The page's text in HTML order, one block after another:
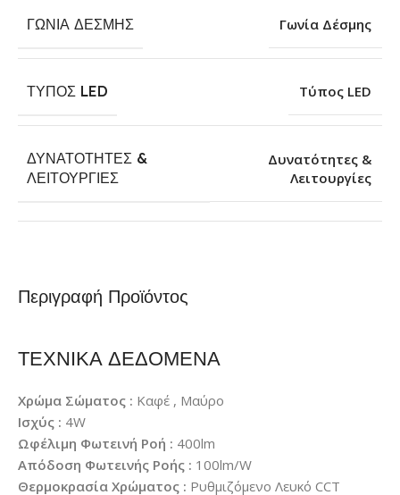
Περιγραφή Προϊόντος
ΤΕΧΝΙΚΑ ΔΕΔΟΜΕΝΑ
Χρώμα Σώματος : Καφέ , Μαύρο
Ισχύς : 4W
Ωφέλιμη Φωτεινή Ροή : 400lm
Απόδοση Φωτεινής Ροής : 100lm/W
Θερμοκρασία Χρώματος : Ρυθμιζόμενο Λευκό CCT
ΓΩΝΊΑ ΔΈΣΜΗΣ Γωνία Δέσμης
ΤΎΠΟΣ LED Τύπος LED
ΔΥΝΑΤΌΤΗΤΕΣ &
ΛΕΙΤΟΥΡΓΊΕΣ
Δυνατότητες &
Λειτουργίες